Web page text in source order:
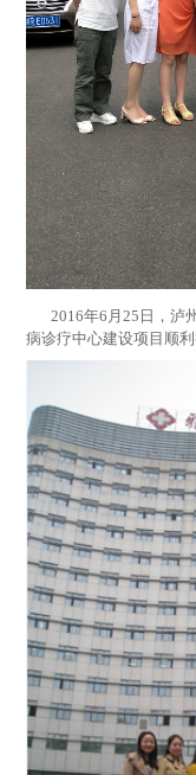
2016年6月25日，泸
病诊疗中心建设项目顺利